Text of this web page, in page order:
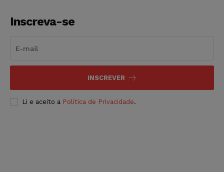
Inscreva-se
INSCREVER
Li e aceito a Política de Privacidade.